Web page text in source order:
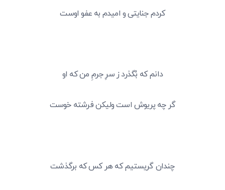
کردم جنایتی و امیدم به عفو اوست
دانم که بُگذرد ز سرِ جرمِ من که او
گر چه پریوش است ولیکن فرشته خوست
چندان گریستیم که هر کس که برگذشت